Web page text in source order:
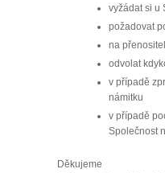
vyžádat si u
požadovat
na
odvolat
v případě
námitku
v případě
Společnost
Děkujeme